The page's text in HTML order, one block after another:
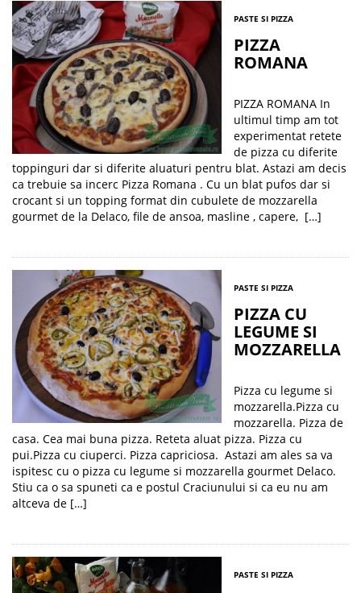
PASTE SI PIZZA
PIZZA
ROMANA
PIZZA ROMANA In
ultimul timp am tot
experimentat retete
de pizza cu diferite
toppinguri dar si diferite aluaturi pentru blat. Astazi am decis
ca trebuie sa incerc Pizza Romana . Cu un blat pufos dar si
crocant si un topping format din cubulete de mozzarella
gourmet de la Delaco, file de ansoa, masline , capere, […]
PASTE SI PIZZA
PIZZA CU
LEGUME SI
MOZZARELLA
Pizza cu legume si
mozzarella.Pizza cu
mozzarella. Pizza de
casa. Cea mai buna pizza. Reteta aluat pizza. Pizza cu
pui.Pizza cu ciuperci. Pizza capriciosa. Astazi am ales sa va
ispitesc cu o pizza cu legume si mozzarella gourmet Delaco.
Stiu ca o sa spuneti ca e postul Craciunului si ca eu nu am
altceva de […]
PASTE SI PIZZA